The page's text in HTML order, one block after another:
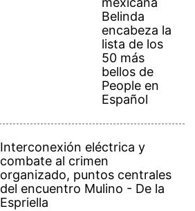
Belinda
encabeza la
lista de los
50 más
bellos de
People en
Español
Interconexión eléctrica y
combate al crimen
organizado, puntos centrales
del encuentro Mulino - De la
Espriella